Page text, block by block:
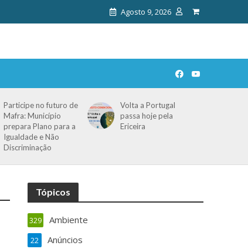
Agosto 9, 2026
Participe no futuro de
Mafra: Município
prepara Plano para a
Igualdade e Não
Discriminação
Volta a Portugal
passa hoje pela
Ericeira
Tópicos
Ambiente
329
Anúncios
22